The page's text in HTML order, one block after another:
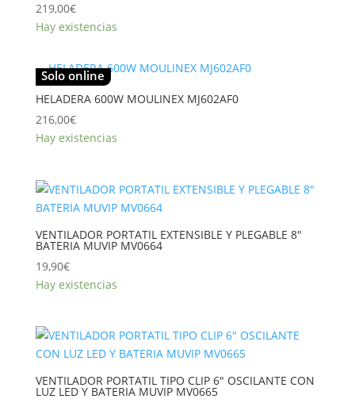
219,00€
Hay existencias
Solo online
HELADERA 600W MOULINEX MJ602AF0
216,00€
Hay existencias
VENTILADOR PORTATIL EXTENSIBLE Y PLEGABLE 8″
BATERIA MUVIP MV0664
19,90€
Hay existencias
VENTILADOR PORTATIL TIPO CLIP 6″ OSCILANTE CON
LUZ LED Y BATERIA MUVIP MV0665